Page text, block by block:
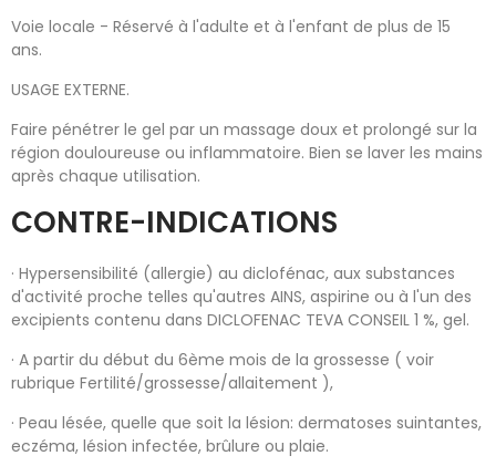
Voie locale - Réservé à l'adulte et à l'enfant de plus de 15
ans.
USAGE EXTERNE.
Faire pénétrer le gel par un massage doux et prolongé sur la
région douloureuse ou inflammatoire. Bien se laver les mains
après chaque utilisation.
CONTRE-INDICATIONS
· Hypersensibilité (allergie) au diclofénac, aux substances
d'activité proche telles qu'autres AINS, aspirine ou à l'un des
excipients contenu dans DICLOFENAC TEVA CONSEIL 1 %, gel.
· A partir du début du 6ème mois de la grossesse ( voir
rubrique Fertilité/grossesse/allaitement ),
· Peau lésée, quelle que soit la lésion: dermatoses suintantes,
eczéma, lésion infectée, brûlure ou plaie.